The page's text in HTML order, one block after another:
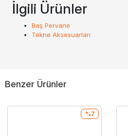
İlgili Ürünler
Baş Pervane
Tekne Aksesuarları
Benzer Ürünler
%7